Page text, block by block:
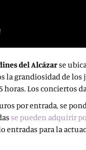
del Alcázarse
la grandiosidad de
horas. Los
por entrada, se
se pueden adquirir
entradas para la